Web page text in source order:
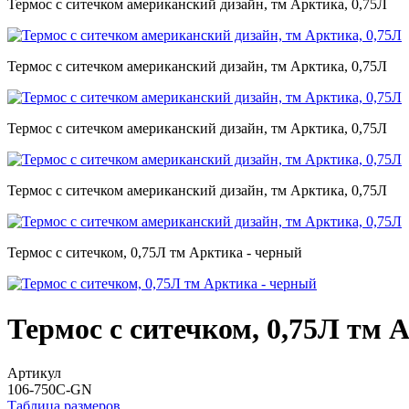
Термос с ситечком американский дизайн, тм Арктика, 0,75Л
Термос с ситечком американский дизайн, тм Арктика, 0,75Л
Термос с ситечком американский дизайн, тм Арктика, 0,75Л
Термос с ситечком американский дизайн, тм Арктика, 0,75Л
Термос с ситечком, 0,75Л тм Арктика - черный
Термос с ситечком, 0,75Л тм
Артикул
106-750C-GN